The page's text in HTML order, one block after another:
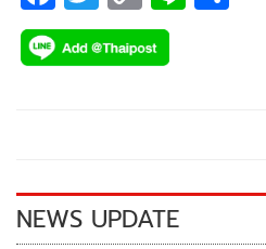
ac
e
k
wi
tt
o
p
k
NEWS UPDATE